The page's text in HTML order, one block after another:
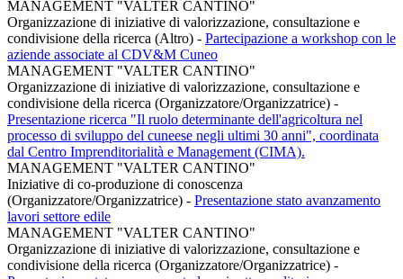
MANAGEMENT "VALTER CANTINO"
Organizzazione di iniziative di valorizzazione, consultazione e
condivisione della ricerca (Altro) - Partecipazione a workshop con le
aziende associate al CDV&M Cuneo
MANAGEMENT "VALTER CANTINO"
Organizzazione di iniziative di valorizzazione, consultazione e
condivisione della ricerca (Organizzatore/Organizzatrice) -
Presentazione ricerca "Il ruolo determinante dell'agricoltura nel
processo di sviluppo del cuneese negli ultimi 30 anni", coordinata
dal Centro Imprenditorialità e Management (CIMA).
MANAGEMENT "VALTER CANTINO"
Iniziative di co-produzione di conoscenza
(Organizzatore/Organizzatrice) - Presentazione stato avanzamento
lavori settore edile
MANAGEMENT "VALTER CANTINO"
Organizzazione di iniziative di valorizzazione, consultazione e
condivisione della ricerca (Organizzatore/Organizzatrice) -